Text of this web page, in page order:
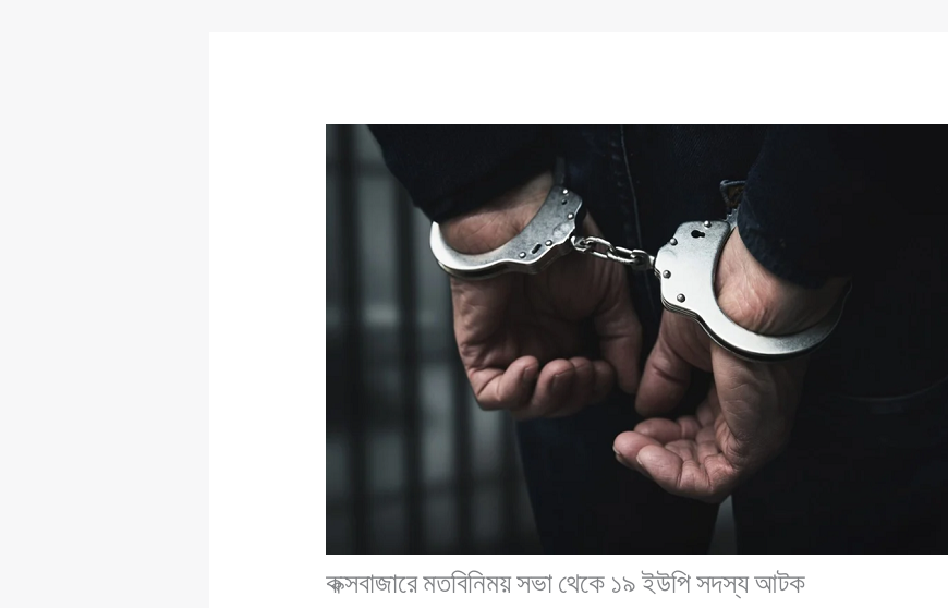
কক্সবাজারে মতবিনিময় সভা থেকে ১৯ ইউপি সদস্য আটক